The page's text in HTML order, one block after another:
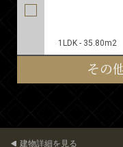
1LDK - 35.80m2
その
建物詳細を見る